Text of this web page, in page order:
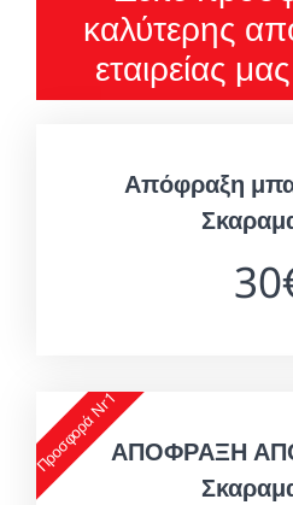
καλύτερης
εταιρείας
Απόφραξη
Προσφορά Nr1ΑΠΟΦΡΑΞΗ